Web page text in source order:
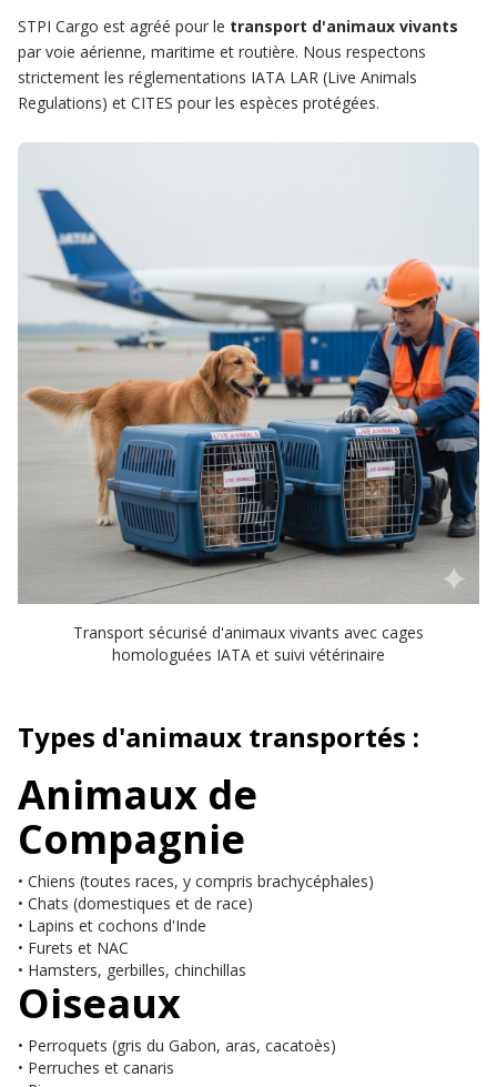
STPI Cargo est agréé pour le transport d'animaux vivants
par voie aérienne, maritime et routière. Nous respectons
strictement les réglementations IATA LAR (Live Animals
Regulations) et CITES pour les espèces protégées.
Transport sécurisé d'animaux vivants avec cages
homologuées IATA et suivi vétérinaire
Types d'animaux transportés :
Animaux de
Compagnie
• Chiens (toutes races, y compris brachycéphales)
• Chats (domestiques et de race)
• Lapins et cochons d'Inde
• Furets et NAC
• Hamsters, gerbilles, chinchillas
Oiseaux
• Perroquets (gris du Gabon, aras, cacatoès)
• Perruches et canaris